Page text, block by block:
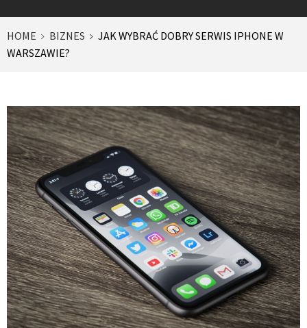
HOME BIZNES
JAK WYBRAĆ DOBRY SERWIS IPHONE W
WARSZAWIE?